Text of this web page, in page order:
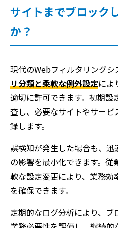
サイトまでブロック
か？
現代のWebフィルタリングシ
リ分類と柔軟な例外設定によ
適切に許可できます。初期
査し、必要なサイトやサー
録します。
誤検知が発生した場合も、
の影響を最小化できます。
軟な設定変更により、業務
を確保できます。
定期的なログ分析により、